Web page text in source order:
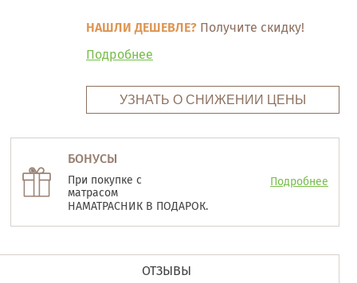
НАШЛИ ДЕШЕВЛЕ? Получите скидку!
Подробнее
УЗНАТЬ О СНИЖЕНИИ ЦЕНЫ
БОНУСЫ
При покупке с
матрасом
НАМАТРАСНИК В ПОДАРОК.
Подробнее
ОТЗЫВЫ